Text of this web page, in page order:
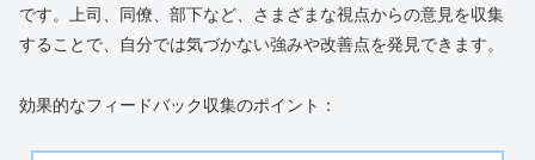
です。上司、同僚、部下など、さまざまな視点からの意見を収集
することで、自分では気づかない強みや改善点を発見できます。
効果的なフィードバック収集のポイント：